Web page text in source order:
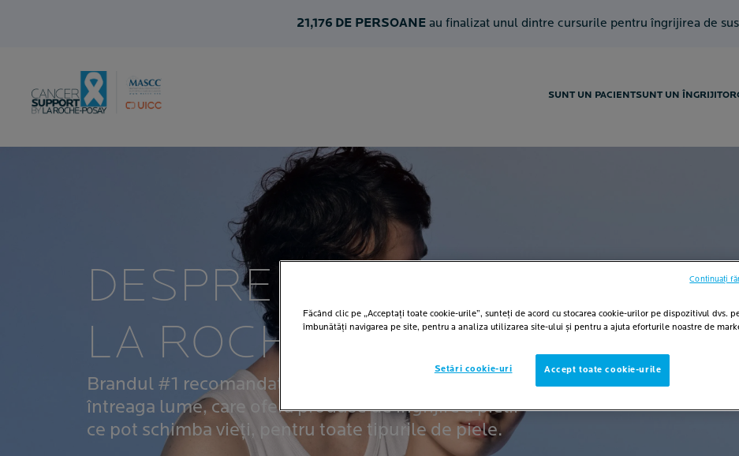
21,176 DE PERSOANE au finalizat unul dintre cursurile pentru îngrijirea de
SUNT UN PACIENTSUNT UN ÎNGRIJITOR
DESPRE
LA ROCHE-POSAY
Brandul #1 recomandat de medici dermatologi din
întreaga lume, care oferă produse de îngrijire a pielii
ce pot schimba vieți, pentru toate tipurile de piele.
Făcând clic pe „Acceptați toate cookie-urile”, sunteți de acord cu stocarea cookie-urilor pe dispozitivul dvs.
îmbunătăți navigarea pe site, pentru a analiza utilizarea site-ului și pentru a ajuta eforturile noastre de
Setări cookie-uri Accept toate cookie-urile
Continuați